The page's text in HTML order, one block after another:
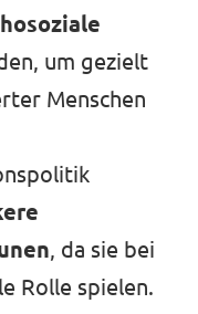
um gezielt
Menschen
, da sie bei
Rolle spielen.